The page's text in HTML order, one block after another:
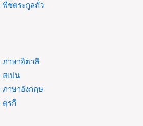
พืชตระกูลถั่ว
ภาษาอิตาลี
สเปน
ภาษาอังกฤษ
ตุรกี